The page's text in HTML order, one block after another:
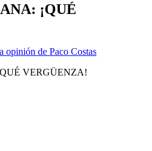
¡QUÉ
opinión de Paco Costas